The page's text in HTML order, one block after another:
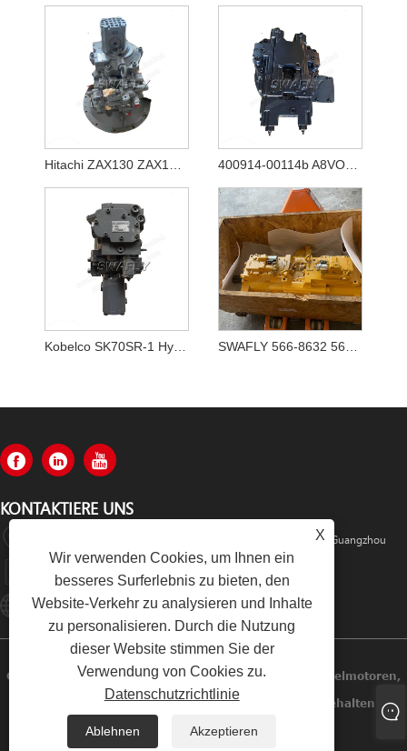
KONTAKTIERE UNS
Rm520, Nr. 1105 Mitte Der Zhongshan Avenue, Bezirk Tianhe, Guangzhou
+86-13501533176
Sales01@swaflyexcavator.cn
Copyright © 2022 Swafly Machinery Co., Limited Dieselmotoren,
Baggerkabine, Baggermotorteile Alle Rechte Vorbehalten.
Links Sitemap XML Datenschutzrichtlinie
X
Wir verwenden Cookies, um Ihnen ein
besseres Surferlebnis zu bieten, den
Website-Verkehr zu analysieren und Inhalte
zu personalisieren. Durch die Nutzung
dieser Website stimmen Sie der
Verwendung von Cookies zu.
Datenschutzrichtlinie
Ablehnen Akzeptieren